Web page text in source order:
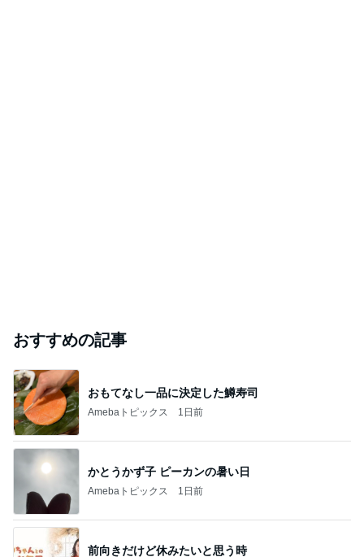
おすすめの記事
おもてなし一品に決定した鱒寿司
Amebaトピックス 1日前
かとうかず子 ピーカンの暑い日
Amebaトピックス 1日前
前向きだけど休みたいと思う時